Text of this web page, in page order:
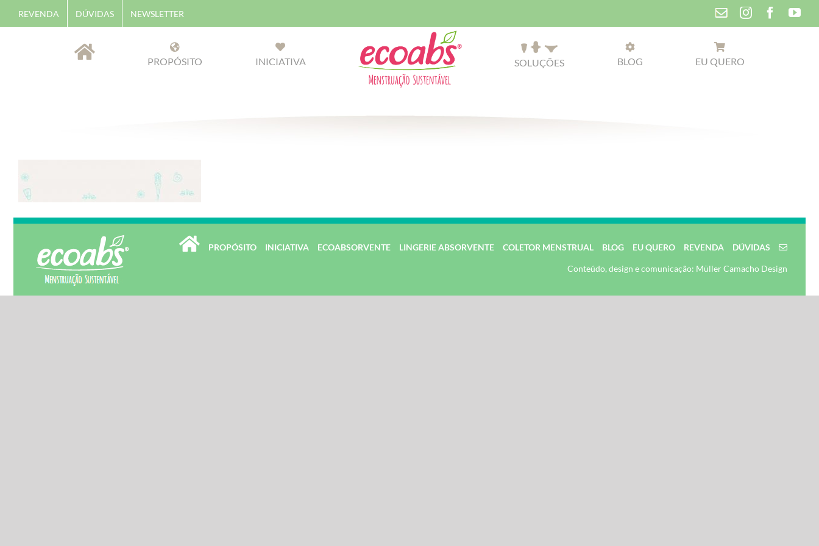
REVENDA DÚVIDAS NEWSLETTER ContatoInstagram
PROPÓSITO INICIATIVA SOLUÇÕES BLOG EU QUERO
PROPÓSITO INICIATIVA ECOABSORVENTE LINGERIE ABSORVENTE COLETOR MENSTRUAL BLOG EU QUERO REVENDA DÚVIDAS
Conteúdo, design e comunicação: Müller Camacho Design